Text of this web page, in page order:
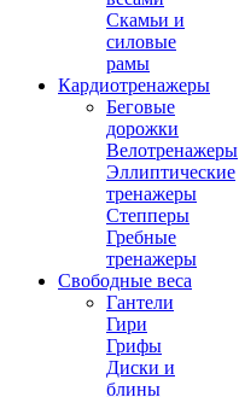
Скамьи и
силовые
рамы
Кардиотренажеры
Беговые
дорожки
Велотренажеры
Эллиптические
тренажеры
Степперы
Гребные
тренажеры
Свободные веса
Гантели
Гири
Грифы
Диски и
блины